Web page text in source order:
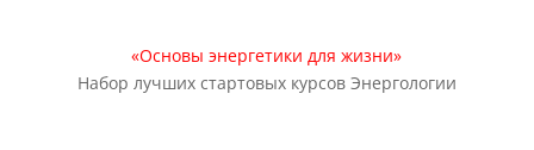
«Основы энергетики для жизни»
Набор лучших стартовых курсов Энергологии